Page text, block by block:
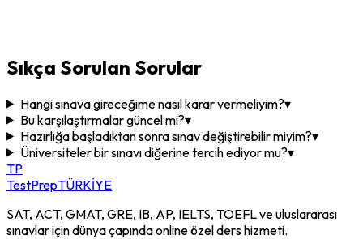
Sıkça Sorulan Sorular
Hangi sınava gireceğime nasıl karar vermeliyim?▾
Bu karşılaştırmalar güncel mi?▾
Hazırlığa başladıktan sonra sınav değiştirebilir miyim?▾
Üniversiteler bir sınavı diğerine tercih ediyor mu?▾
TP
TestPrepTÜRKİYE
SAT, ACT, GMAT, GRE, IB, AP, IELTS, TOEFL ve uluslararası
sınavlar için dünya çapında online özel ders hizmeti.